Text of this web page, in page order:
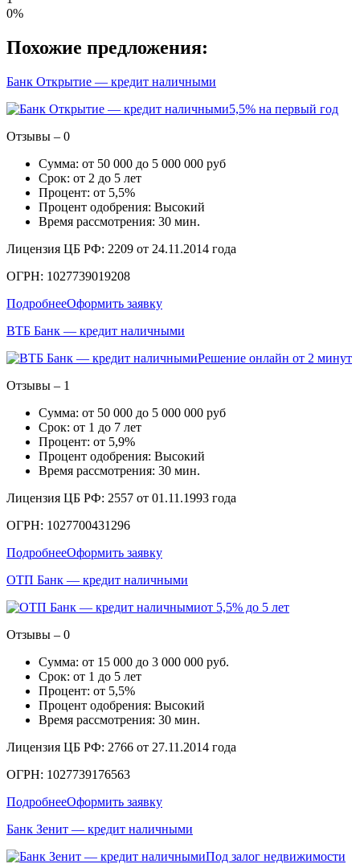
0%
Похожие предложения:
Банк Открытие — кредит наличными
5,5% на первый год
Отзывы – 0
Сумма: от 50 000 до 5 000 000 руб
Срок: от 2 до 5 лет
Процент: от 5,5%
Процент одобрения: Высокий
Время рассмотрения: 30 мин.
Лицензия ЦБ РФ: 2209 от 24.11.2014 года
ОГРН: 1027739019208
ПодробнееОформить заявку
ВТБ Банк — кредит наличными
Решение онлайн от 2 минут
Отзывы – 1
Сумма: от 50 000 до 5 000 000 руб
Срок: от 1 до 7 лет
Процент: от 5,9%
Процент одобрения: Высокий
Время рассмотрения: 30 мин.
Лицензия ЦБ РФ: 2557 от ‎01.11.1993 года
ОГРН: 1027700431296
ПодробнееОформить заявку
ОТП Банк — кредит наличными
от 5,5% до 5 лет
Отзывы – 0
Сумма: от 15 000 до 3 000 000 руб.
Срок: от 1 до 5 лет
Процент: от 5,5%
Процент одобрения: Высокий
Время рассмотрения: 30 мин.
Лицензия ЦБ РФ: 2766 от 27.11.2014 года
ОГРН: 1027739176563
ПодробнееОформить заявку
Банк Зенит — кредит наличными
Под залог недвижимости